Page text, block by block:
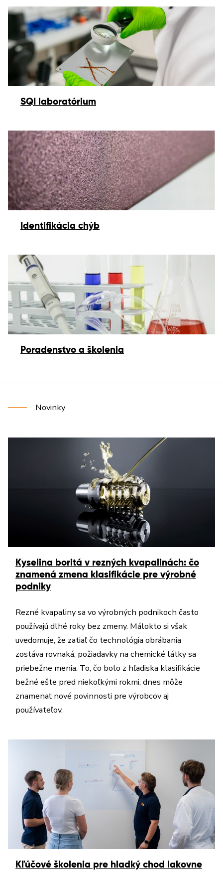
SQI laboratórium
Identifikácia chýb
Poradenstvo a školenia
Novinky
Kyselina boritá v rezných kvapalinách: čo
znamená zmena klasifikácie pre výrobné
podniky
Rezné kvapaliny sa vo výrobných podnikoch často
používajú dlhé roky bez zmeny. Málokto si však
uvedomuje, že zatiaľ čo technológia obrábania
zostáva rovnaká, požiadavky na chemické látky sa
priebežne menia. To, čo bolo z hľadiska klasifikácie
bežné ešte pred niekoľkými rokmi, dnes môže
znamenať nové povinnosti pre výrobcov aj
používateľov.
Kľúčové školenia pre hladký chod lakovne